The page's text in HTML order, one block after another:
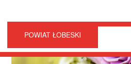
POWIAT ŁOBESKI